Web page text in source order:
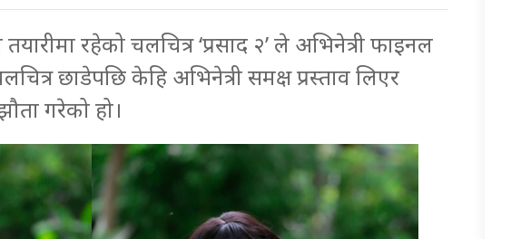
रहेको चलचित्र ‘प्रसाद २’ ले अभिनेत्री फाइनल
छाडेपछि केहि अभिनेत्री समक्ष प्रस्ताव लिएर
गरेको हो।